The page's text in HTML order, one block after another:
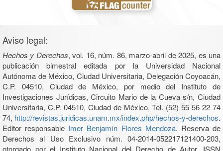
Aviso legal:
Hechos y Derechos, vol. 16, núm. 86, marzo-abril de 2025, es una
publicación bimestral editada por la Universidad Nacional
Autónoma de México, Ciudad Universitaria, Delegación Coyoacán,
C.P. 04510, Ciudad de México, por medio del Instituto de
Investigaciones Jurídicas, Circuito Mario de la Cueva s/n, Ciudad
Universitaria, C.P. 04510, Ciudad de México, Tel. (52) 55 56 22 74
74, http://revistas.juridicas.unam.mx/index.php/hechos-y-derechos.
Editor responsable Imer Benjamín Flores Mendoza. Reserva de
Derechos al Uso Exclusivo núm. 04-2014-052217121400-203,